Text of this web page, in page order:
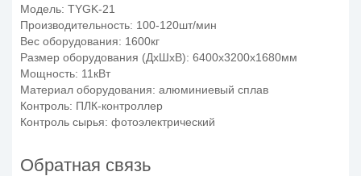
Модель: TYGK-21
Производительность: 100-120шт/мин
Вес оборудования: 1600кг
Размер оборудования (ДхШхВ): 6400х3200х1680мм
Мощность: 11кВт
Материал оборудования: алюминиевый сплав
Контроль: ПЛК-контроллер
Контроль сырья: фотоэлектрический
Обратная связь